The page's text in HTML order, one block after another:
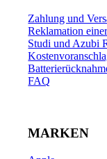
Zahlung und
Reklamation
Studi und Azubi
FAQ
MARKEN